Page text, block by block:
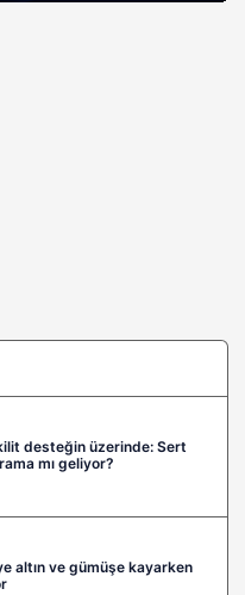
desteğin üzerinde: Sert
mı geliyor?
altın ve gümüşe kayarken